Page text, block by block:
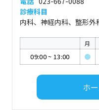
診療科目
内科、神経内科、整形
月
09:00~ 13:00 ●
ホ